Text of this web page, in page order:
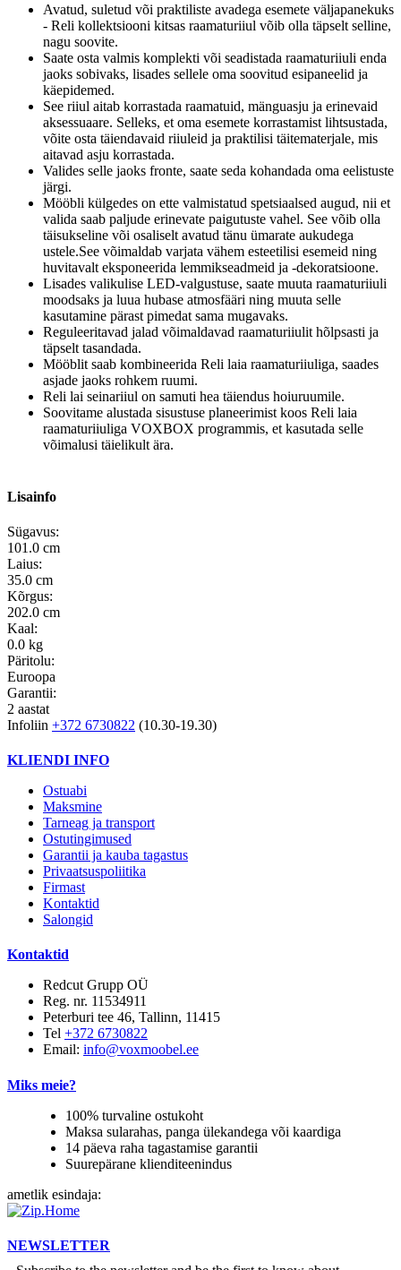
Avatud, suletud või praktiliste avadega esemete väljapanekuks
- Reli kollektsiooni kitsas raamaturiiul võib olla täpselt selline,
nagu soovite.
Saate osta valmis komplekti või seadistada raamaturiiuli enda
jaoks sobivaks, lisades sellele oma soovitud esipaneelid ja
käepidemed.
See riiul aitab korrastada raamatuid, mänguasju ja erinevaid
aksessuaare. Selleks, et oma esemete korrastamist lihtsustada,
võite osta täiendavaid riiuleid ja praktilisi täitematerjale, mis
aitavad asju korrastada.
Valides selle jaoks fronte, saate seda kohandada oma eelistuste
järgi.
Mööbli külgedes on ette valmistatud spetsiaalsed augud, nii et
valida saab paljude erinevate paigutuste vahel. See võib olla
täisukseline või osaliselt avatud tänu ümarate aukudega
ustele.See võimaldab varjata vähem esteetilisi esemeid ning
huvitavalt eksponeerida lemmikseadmeid ja -dekoratsioone.
Lisades valikulise LED-valgustuse, saate muuta raamaturiiuli
moodsaks ja luua hubase atmosfääri ning muuta selle
kasutamine pärast pimedat sama mugavaks.
Reguleeritavad jalad võimaldavad raamaturiiulit hõlpsasti ja
täpselt tasandada.
Mööblit saab kombineerida Reli laia raamaturiiuliga, saades
asjade jaoks rohkem ruumi.
Reli lai seinariiul on samuti hea täiendus hoiuruumile.
Soovitame alustada sisustuse planeerimist koos Reli laia
raamaturiiuliga VOXBOX programmis, et kasutada selle
võimalusi täielikult ära.
Lisainfo
Sügavus:
101.0 cm
Laius:
35.0 cm
Kõrgus:
202.0 cm
Kaal:
0.0 kg
Päritolu:
Euroopa
Garantii:
2 aastat
Infoliin +372 6730822 (10.30-19.30)
KLIENDI INFO
Ostuabi
Maksmine
Tarneag ja transport
Ostutingimused
Garantii ja kauba tagastus
Privaatsuspoliitika
Firmast
Kontaktid
Salongid
Kontaktid
Redcut Grupp OÜ
Reg. nr. 11534911
Peterburi tee 46, Tallinn, 11415
Tel +372 6730822
Email: info@voxmoobel.ee
Miks meie?
100% turvaline ostukoht
Maksa sularahas, panga ülekandega või kaardiga
14 päeva raha tagastamise garantii
Suurepärane klienditeenindus
ametlik esindaja:
NEWSLETTER